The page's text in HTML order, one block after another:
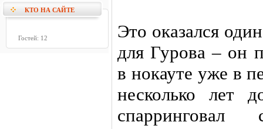
КТО НА САЙТЕ
Гостей: 12
Это оказался
для Гурова – он
в нокауте уже в
несколько лет